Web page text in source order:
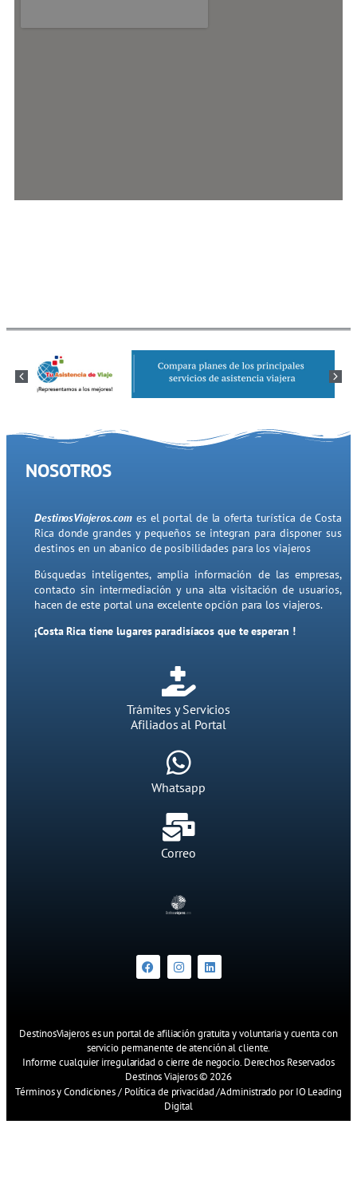
NOSOTROS
DestinosViajeros.com es el portal de la oferta turística de Costa
Rica donde grandes y pequeños se integran para disponer sus
destinos en un abanico de posibilidades para los viajeros
Búsquedas inteligentes, amplia información de las empresas,
contacto sin intermediación y una alta visitación de usuarios,
hacen de este portal una excelente opción para los viajeros.
¡Costa Rica tiene lugares paradisíacos que te esperan !
Trámites y Servicios
Afiliados al Portal
Whatsapp
Correo
DestinosViajeros es un portal de afiliación gratuita y voluntaria y cuenta con
servicio permanente de atención al cliente.
Informe cualquier irregularidad o cierre de negocio. Derechos Reservados
Destinos Viajeros © 2026
Términos y Condiciones/ Política de privacidad/Administrado por IO Leading
Digital